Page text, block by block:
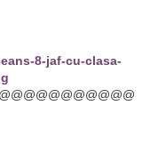
8-jaf-cu-clasa-